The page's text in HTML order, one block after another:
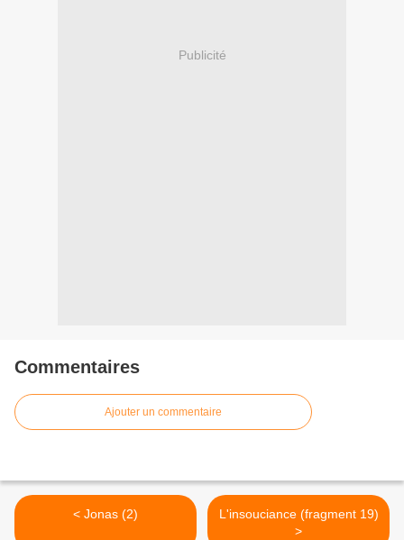
Publicité
Commentaires
Ajouter un commentaire
< Jonas (2)
L'insouciance (fragment 19)
>